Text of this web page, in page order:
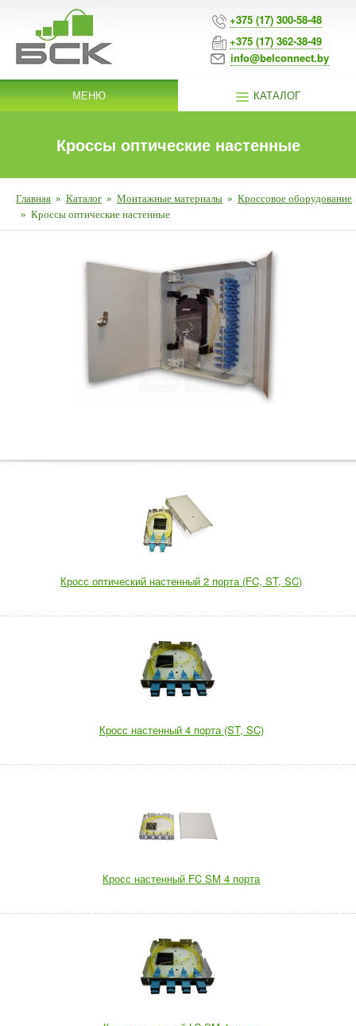
+375 (17) 300-58-48
+375 (17) 362-38-49
info@belconnect.by
МЕНЮ КАТАЛОГ
Кроссы оптические настенные
Главная » Каталог » Монтажные материалы » Кроссовое оборудование
» Кроссы оптические настенные
Кросс оптический настенный 2 порта (FC, ST, SC)
Кросс настенный 4 порта (ST, SC)
Кросс настенный FC SM 4 порта